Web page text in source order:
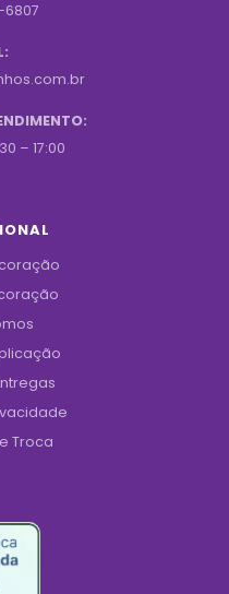
6807
– 17:00
Troca